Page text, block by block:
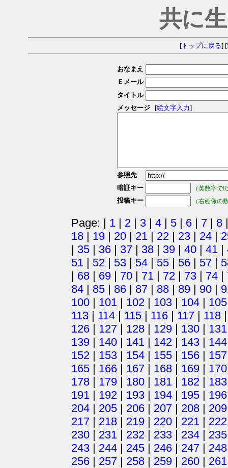
共に
[トップに戻る] [
おなまえ
Ｅメール
タイトル
メッセージ
[絵文字入力]
参照先
暗証キー
（英数字で
投稿キー （右画像の
Page: | 1 | 2 | 3 | 4 | 5 | 6 | 7 | 8
18 | 19 | 20 | 21 | 22 | 23 | 24 |
| 35 | 36 | 37 | 38 | 39 | 40 | 41 |
51 | 52 | 53 | 54 | 55 | 56 | 57 |
| 68 | 69 | 70 | 71 | 72 | 73 | 74 |
84 | 85 | 86 | 87 | 88 | 89 | 90 |
100 | 101 | 102 | 103 | 104 | 105
113 | 114 | 115 | 116 | 117 | 118
126 | 127 | 128 | 129 | 130 | 131
139 | 140 | 141 | 142 | 143 | 144
152 | 153 | 154 | 155 | 156 | 157
165 | 166 | 167 | 168 | 169 | 170
178 | 179 | 180 | 181 | 182 | 183
191 | 192 | 193 | 194 | 195 | 196
204 | 205 | 206 | 207 | 208 | 209
217 | 218 | 219 | 220 | 221 | 222
230 | 231 | 232 | 233 | 234 | 235
243 | 244 | 245 | 246 | 247 | 248
256 | 257 | 258 | 259 | 260 | 261